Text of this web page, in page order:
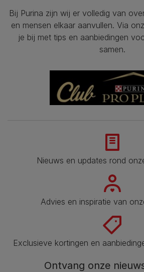
Bij Purina zijn wij er volledig van
en mensen elkaar aanvullen. Via
je bij met tips en aanbiedingen
samen.
Nieuws en updates rond
Advies en inspiratie van
Exclusieve kortingen en
Ontvang onze